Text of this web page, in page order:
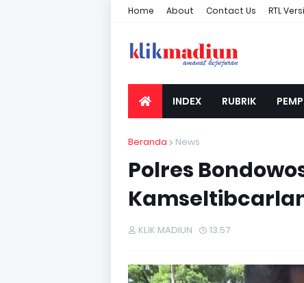
Home About Contact Us RTL
INDEX RUBRIK
Beranda News
Polres
KLIK MADIUN 13.57